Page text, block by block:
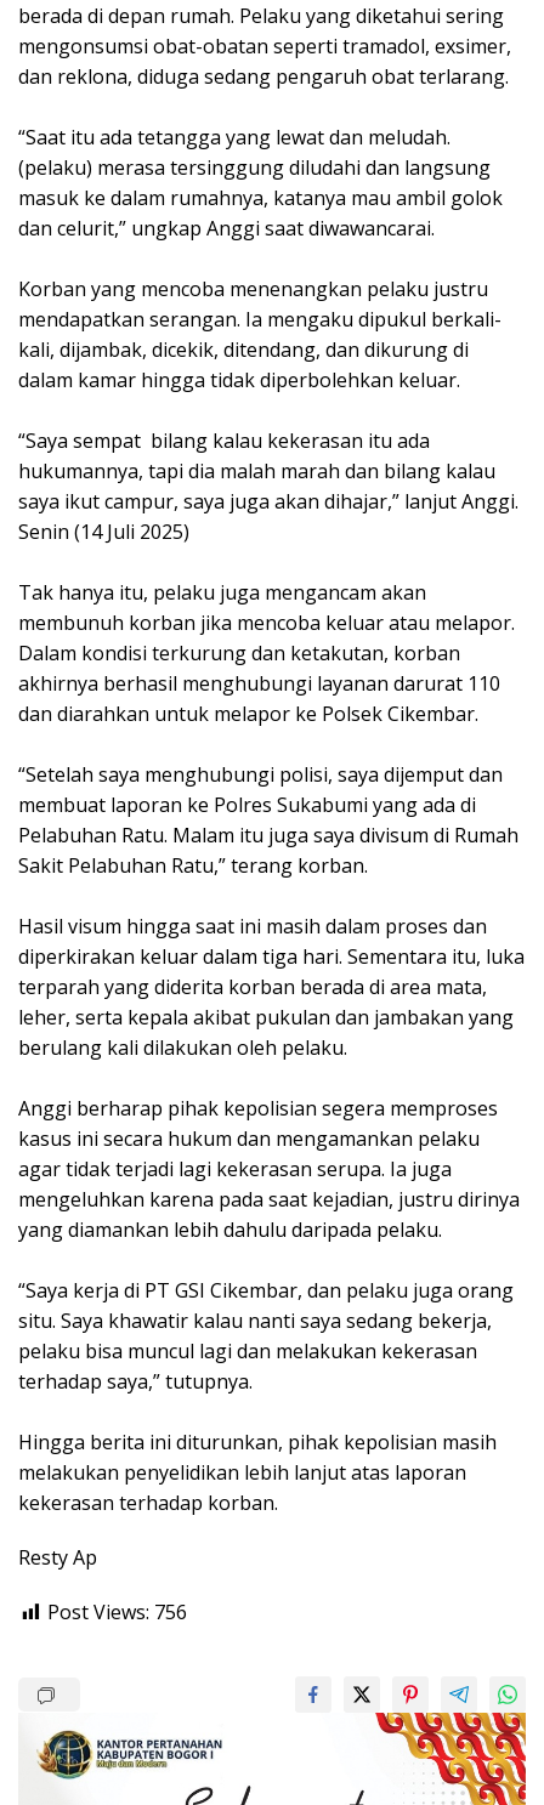
berada di depan rumah. Pelaku yang diketahui sering
mengonsumsi obat-obatan seperti tramadol, exsimer,
dan reklona, diduga sedang pengaruh obat terlarang.
‎“Saat itu ada tetangga yang lewat dan meludah.
(pelaku) merasa tersinggung diludahi dan langsung
masuk ke dalam rumahnya, katanya mau ambil golok
dan celurit,” ungkap Anggi saat diwawancarai.
‎Korban yang mencoba menenangkan pelaku justru
mendapatkan serangan. Ia mengaku dipukul berkali-
kali, dijambak, dicekik, ditendang, dan dikurung di
dalam kamar hingga tidak diperbolehkan keluar.
‎“Saya sempat bilang kalau kekerasan itu ada
hukumannya, tapi dia malah marah dan bilang kalau
saya ikut campur, saya juga akan dihajar,” lanjut Anggi.
Senin (14 Juli 2025)
‎Tak hanya itu, pelaku juga mengancam akan
membunuh korban jika mencoba keluar atau melapor.
Dalam kondisi terkurung dan ketakutan, korban
akhirnya berhasil menghubungi layanan darurat 110
dan diarahkan untuk melapor ke Polsek Cikembar.
‎“Setelah saya menghubungi polisi, saya dijemput dan
membuat laporan ke Polres Sukabumi yang ada di
Pelabuhan Ratu. Malam itu juga saya divisum di Rumah
Sakit Pelabuhan Ratu,” terang korban.
‎Hasil visum hingga saat ini masih dalam proses dan
diperkirakan keluar dalam tiga hari. Sementara itu, luka
terparah yang diderita korban berada di area mata,
leher, serta kepala akibat pukulan dan jambakan yang
berulang kali dilakukan oleh pelaku.
‎Anggi berharap pihak kepolisian segera memproses
kasus ini secara hukum dan mengamankan pelaku
agar tidak terjadi lagi kekerasan serupa. Ia juga
mengeluhkan karena pada saat kejadian, justru dirinya
yang diamankan lebih dahulu daripada pelaku.
‎“Saya kerja di PT GSI Cikembar, dan pelaku juga orang
situ. Saya khawatir kalau nanti saya sedang bekerja,
pelaku bisa muncul lagi dan melakukan kekerasan
terhadap saya,” tutupnya.
‎Hingga berita ini diturunkan, pihak kepolisian masih
melakukan penyelidikan lebih lanjut atas laporan
kekerasan terhadap korban.
Resty Ap
Post Views: 756